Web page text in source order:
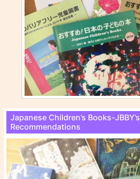
Japanese Children’s Books-JBBY’s
Recommendations